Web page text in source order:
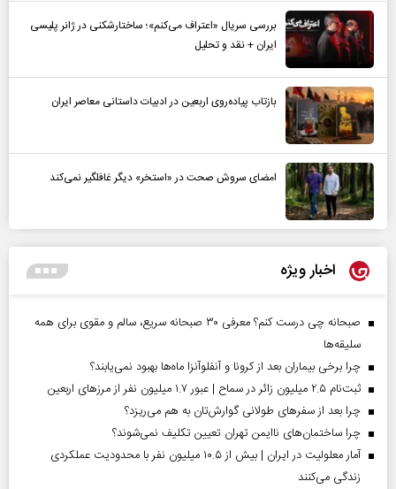
بررسی سریال «اعتراف می‌کنم»؛ ساختارشکنی در ژانر پلیسی
ایران + نقد و تحلیل
بازتاب پیاده‌روی اربعین در ادبیات داستانی معاصر ایران
امضای سروش صحت در «استخر» دیگر غافلگیر نمی‌کند
اخبار ویژه
صبحانه چی درست کنم؟ معرفی ۳۰ صبحانه سریع، سالم و مقوی برای همه
سلیقه‌ها
چرا برخی بیماران بعد از کرونا و آنفلوآنزا ماه‌ها بهبود نمی‌یابند؟
ثبت‌نام ۲.۵ میلیون زائر در سماح | عبور ۱.۷ میلیون نفر از مرز‌های اربعین
چرا بعد از سفرهای طولانی گوارش‌تان به هم می‌ریزد؟
چرا ساختمان‌های ناایمن تهران تعیین تکلیف نمی‌شوند؟
آمار معلولیت در ایران | بیش از ۱۰.۵ میلیون نفر با محدودیت عملکردی
زندگی می‌کنند